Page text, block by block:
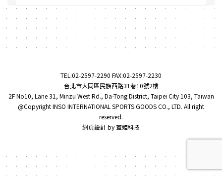
TEL:02-2597-2290 FAX:02-2597-2230
台北市大同區民族西路31巷10號2樓
2F No10, Lane 31, Minzu West Rd., Da-Tong District, Taipei City 103, Taiwan
@Copyright INSO INTERNATIONAL SPORTS GOODS CO., LTD. All right
reserved.
網頁設計by蓋婭科技